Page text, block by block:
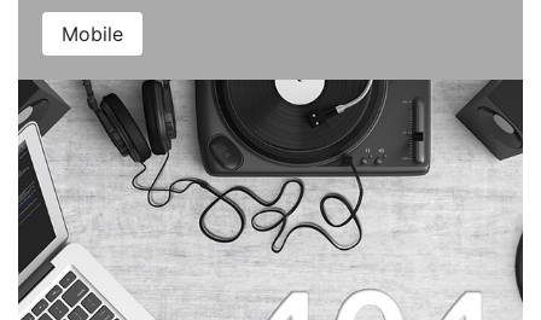
Mobile